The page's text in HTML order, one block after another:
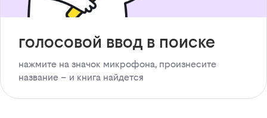
голосовой ввод в поиске
нажмите на значок микрофона, произнесите
название – и книга найдется